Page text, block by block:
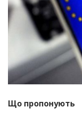
Що пропонують